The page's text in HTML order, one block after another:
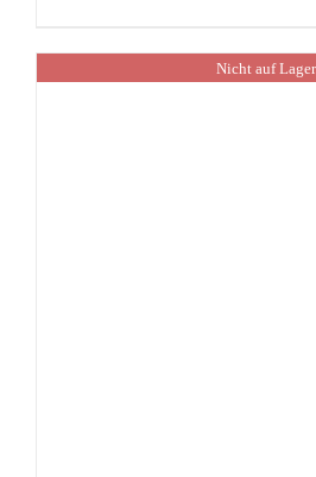
Nicht auf Lager